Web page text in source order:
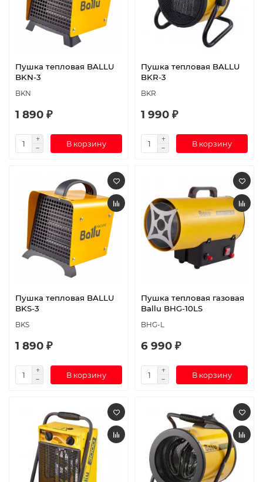
Пушка тепловая BALLU
BKN-3
BKN
1 890 ₽
В корзину
Пушка тепловая BALLU
BKR-3
BKR
1 990 ₽
В корзину
Пушка тепловая BALLU
BKS-3
BKS
1 890 ₽
В корзину
Пушка тепловая газовая
Ballu BHG-10LS
BHG-L
6 990 ₽
В корзину